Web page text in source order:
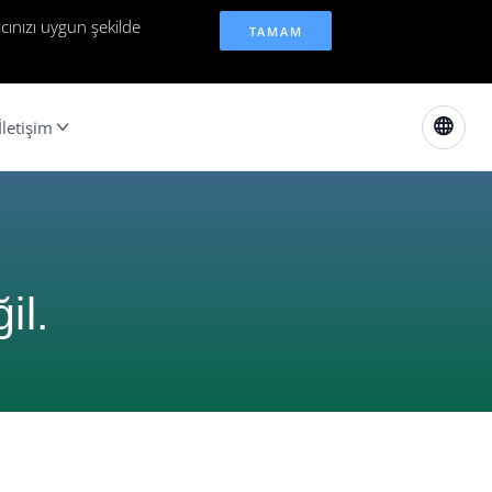
uygun şekilde
TAMAM
İletişim